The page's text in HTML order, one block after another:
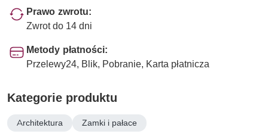
Prawo zwrotu:
Zwrot do 14 dni
Metody płatności:
Przelewy24, Blik, Pobranie, Karta płatnicza
Kategorie produktu
Architektura Zamki i pałace